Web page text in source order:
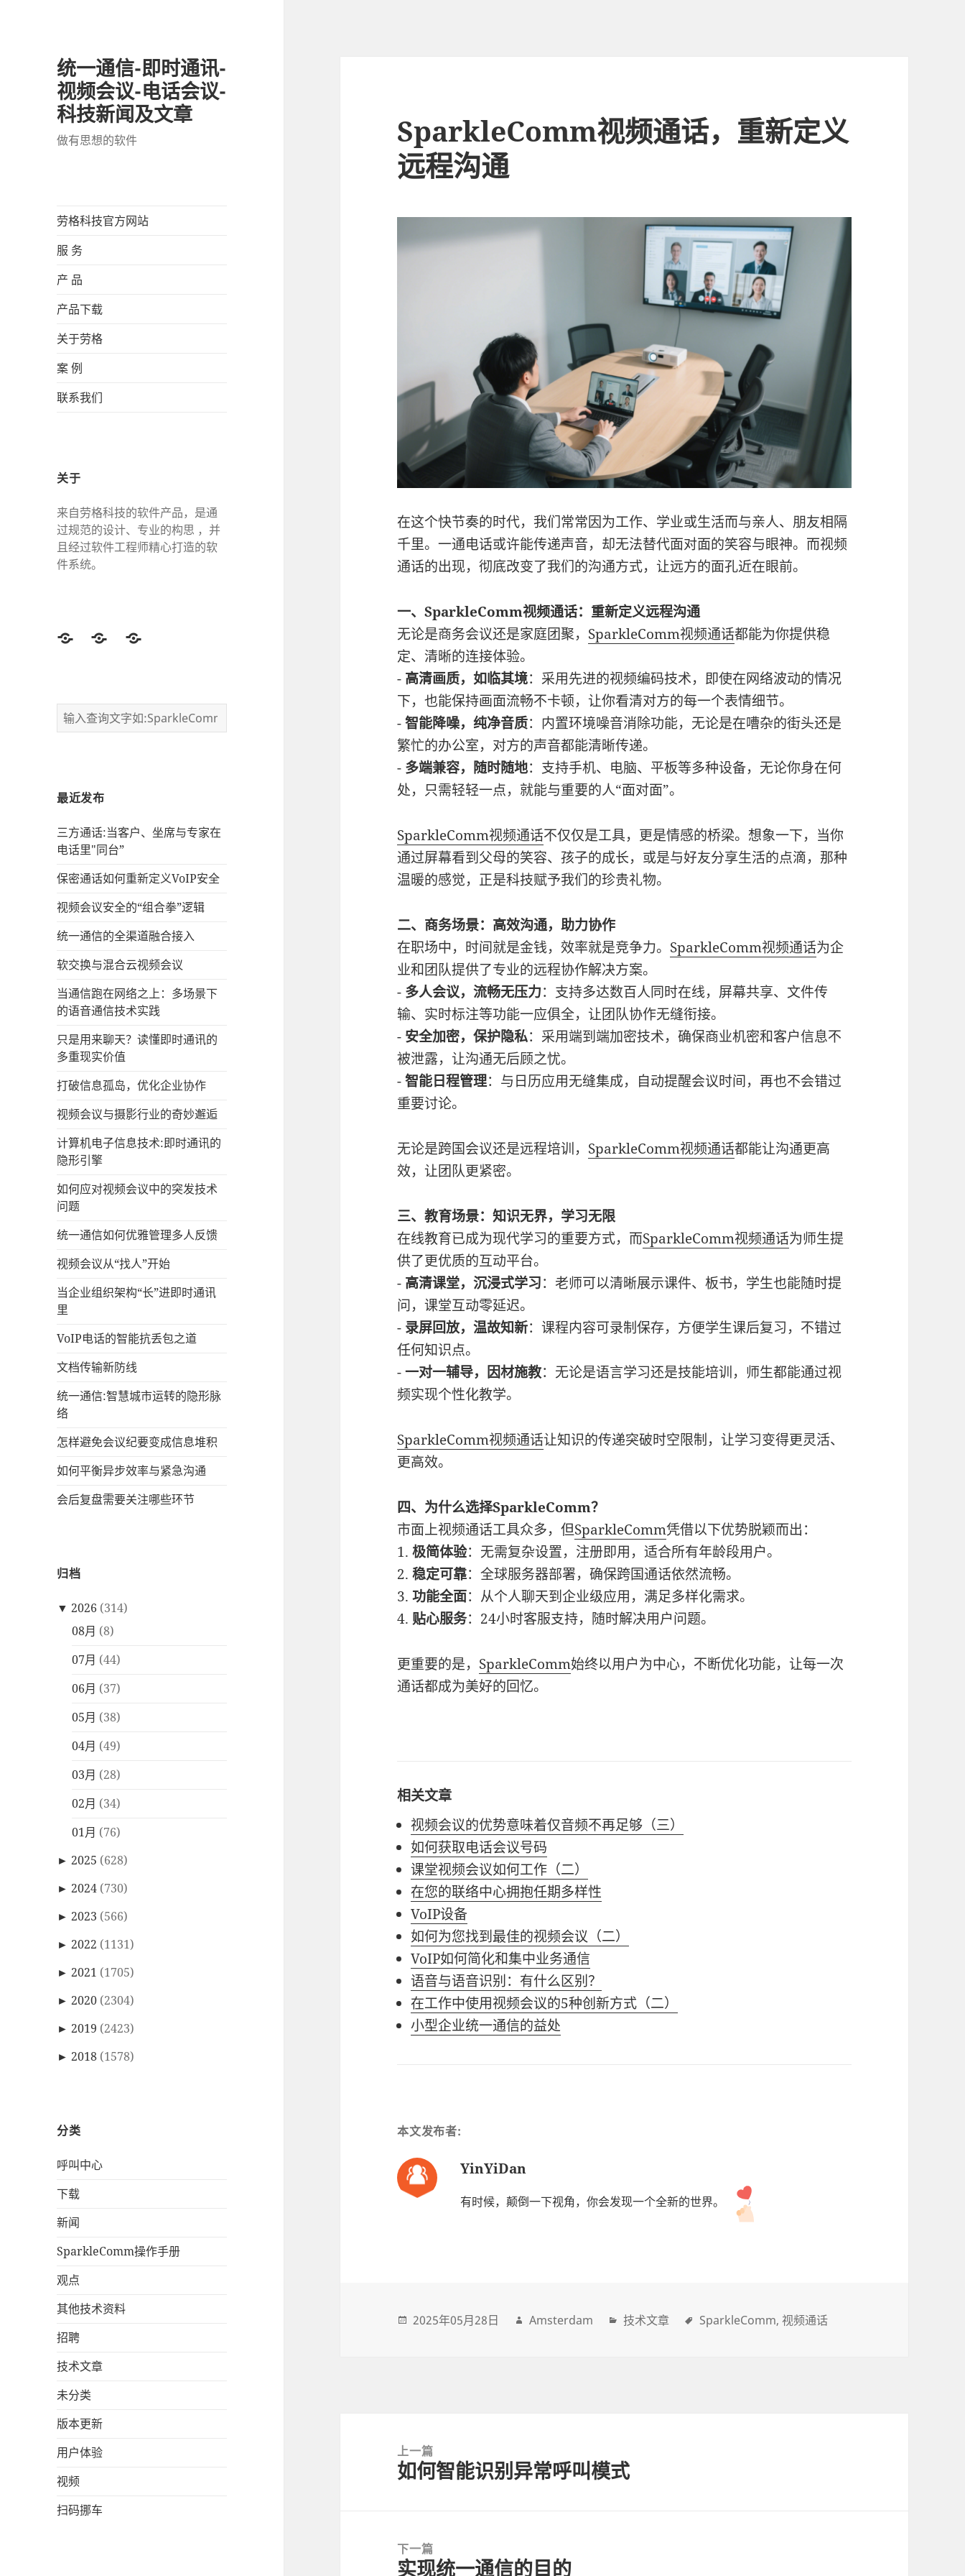
统一通信-即时通讯-
视频会议-电话会议-
科技新闻及文章
做有思想的软件
劳格科技官方网站
服 务
产 品
产品下载
关于劳格
案 例
联系我们
关于
来自劳格科技的软件产品，是通
过规范的设计、专业的构思 ，并
且经过软件工程师精心打造的软
件系统。
TwitterFacebookGoogle
最近发布
三方通话:当客户、坐席与专家在
电话里"同台”
保密通话如何重新定义VoIP安全
视频会议安全的“组合拳”逻辑
统一通信的‌全渠道融合接入
软交换与混合云视频会议
当通信跑在网络之上：多场景下
的语音通信技术实践
只是用来聊天？读懂即时通讯的
多重现实价值
打破信息孤岛，优化企业协作
视频会议与摄影行业的奇妙邂逅
计算机电子信息技术:即时通讯的
隐形引擎
如何应对视频会议中的突发技术
问题
统一通信如何优雅管理多人反馈
视频会议从“找人”开始
当企业组织架构“长”进即时通讯
里
VoIP电话的智能抗丢包之道
文档传输新防线
统一通信:智慧城市运转的隐形脉
络
怎样避免会议纪要变成信息堆积
如何平衡异步效率与紧急沟通
会后复盘需要关注哪些环节
归档
▼ 2026 (314)
08月 (8)
07月 (44)
06月 (37)
05月 (38)
04月 (49)
03月 (28)
02月 (34)
01月 (76)
► 2025 (628)
► 2024 (730)
► 2023 (566)
► 2022 (1131)
► 2021 (1705)
► 2020 (2304)
► 2019 (2423)
► 2018 (1578)
分类
呼叫中心
下载
新闻
SparkleComm操作手册
观点
其他技术资料
招聘
技术文章
未分类
版本更新
用户体验
视频
扫码挪车
SparkleComm视频通话，重新定义
远程沟通
在这个快节奏的时代，我们常常因为工作、学业或生活而与亲人、朋友相隔
千里。一通电话或许能传递声音，却无法替代面对面的笑容与眼神。而视频
通话的出现，彻底改变了我们的沟通方式，让远方的面孔近在眼前。
一、SparkleComm视频通话：重新定义远程沟通
无论是商务会议还是家庭团聚， SparkleComm视频通话都能为你提供稳
定、清晰的连接体验。
- 高清画质，如临其境：采用先进的视频编码技术，即使在网络波动的情况
下，也能保持画面流畅不卡顿，让你看清对方的每一个表情细节。
-智能降噪，纯净音质：内置环境噪音消除功能，无论是在嘈杂的街头还是
繁忙的办公室，对方的声音都能清晰传递。
- 多端兼容，随时随地：支持手机、电脑、平板等多种设备，无论你身在何
处，只需轻轻一点，就能与重要的人“面对面”。
SparkleComm视频通话不仅仅是工具，更是情感的桥梁。想象一下，当你
通过屏幕看到父母的笑容、孩子的成长，或是与好友分享生活的点滴，那种
温暖的感觉，正是科技赋予我们的珍贵礼物。
二、商务场景：高效沟通，助力协作
在职场中，时间就是金钱，效率就是竞争力。 SparkleComm视频通话为企
业和团队提供了专业的远程协作解决方案。
- 多人会议，流畅无压力：支持多达数百人同时在线，屏幕共享、文件传
输、实时标注等功能一应俱全，让团队协作无缝衔接。
- 安全加密，保护隐私：采用端到端加密技术，确保商业机密和客户信息不
被泄露，让沟通无后顾之忧。
-智能日程管理：与日历应用无缝集成，自动提醒会议时间，再也不会错过
重要讨论。
无论是跨国会议还是远程培训， SparkleComm视频通话都能让沟通更高
效，让团队更紧密。
三、教育场景：知识无界，学习无限
在线教育已成为现代学习的重要方式，而SparkleComm视频通话为师生提
供了更优质的互动平台。
- 高清课堂，沉浸式学习：老师可以清晰展示课件、板书，学生也能随时提
问，课堂互动零延迟。
- 录屏回放，温故知新：课程内容可录制保存，方便学生课后复习，不错过
任何知识点。
-一对一辅导，因材施教：无论是语言学习还是技能培训，师生都能通过视
频实现个性化教学。
SparkleComm视频通话让知识的传递突破时空限制，让学习变得更灵活、
更高效。
四、为什么选择SparkleComm？
市面上视频通话工具众多，但SparkleComm凭借以下优势脱颖而出：
1.极简体验：无需复杂设置，注册即用，适合所有年龄段用户。
2.稳定可靠：全球服务器部署，确保跨国通话依然流畅。
3.功能全面：从个人聊天到企业级应用，满足多样化需求。
4. 贴心服务：24小时客服支持，随时解决用户问题。
更重要的是， SparkleComm始终以用户为中心，不断优化功能，让每一次
通话都成为美好的回忆。
相关文章
视频会议的优势意味着仅音频不再足够（三）
如何获取电话会议号码
课堂视频会议如何工作（二）
在您的联络中心拥抱任期多样性
VoIP设备
如何为您找到最佳的视频会议（二）
VoIP如何简化和集中业务通信
语音与语音识别：有什么区别？
在工作中使用视频会议的5种创新方式（二）
小型企业统一通信的益处
本文发布者:
YinYiDan
有时候，颠倒一下视角，你会发现一个全新的世界。
2025年05月28日 Amsterdam 技术文章 SparkleComm 视频通话
navigation上一篇
上
章:
如何智能识别异常呼叫模式
下一篇
下
实现统一通信的目的